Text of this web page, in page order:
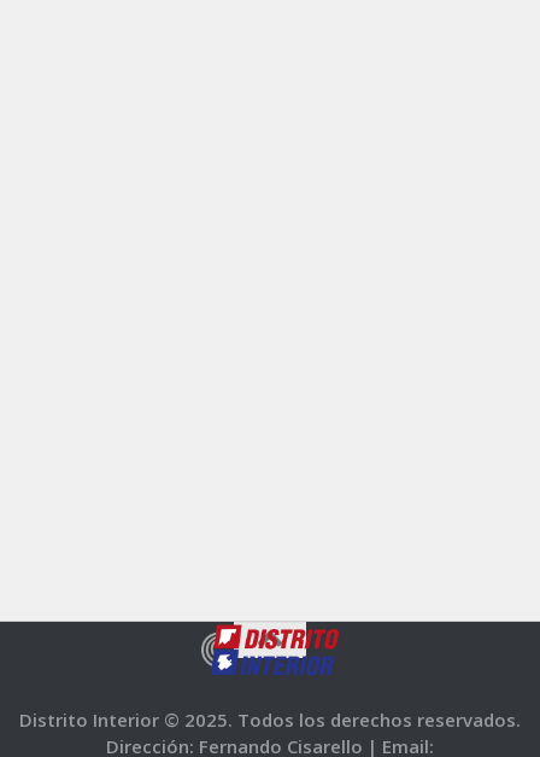
Distrito Interior © 2025. Todos los derechos reservados.
Dirección: Fernando Cisarello | Email: